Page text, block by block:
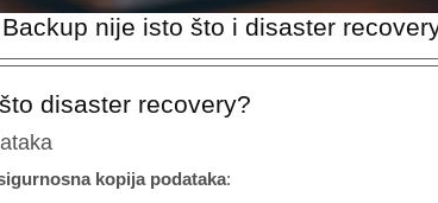
Backup nije isto što i disaster
disaster recovery?
kopija podataka: